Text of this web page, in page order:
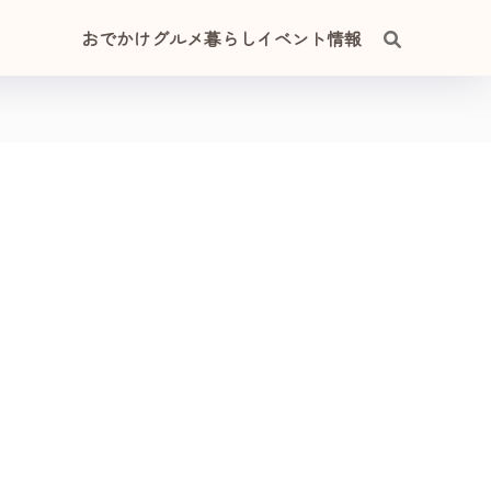
おでかけグルメ暮らしイベント情報